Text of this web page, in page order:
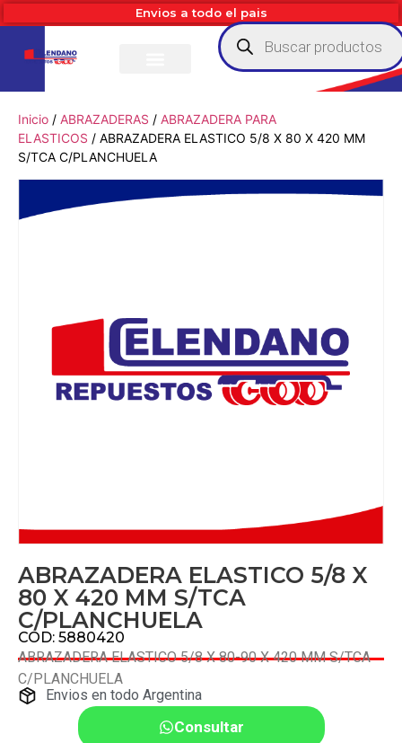
Envios a todo el pais
Inicio / ABRAZADERAS / ABRAZADERA PARA
ELASTICOS / ABRAZADERA ELASTICO 5/8 X 80 X 420 MM
S/TCA C/PLANCHUELA
ABRAZADERA ELASTICO 5/8 X
80 X 420 MM S/TCA
C/PLANCHUELA
COD: 5880420
ABRAZADERA ELASTICO 5/8 X 80-90 X 420 MM S/TCA
C/PLANCHUELA
Envios en todo Argentina
Consultar